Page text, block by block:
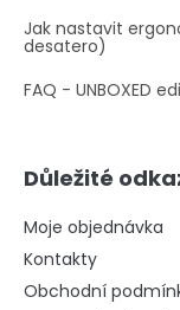
Jak nastavit
desatero)
FAQ - UNBOXED
Důležité
Moje objednávka
Kontakty
Obchodní